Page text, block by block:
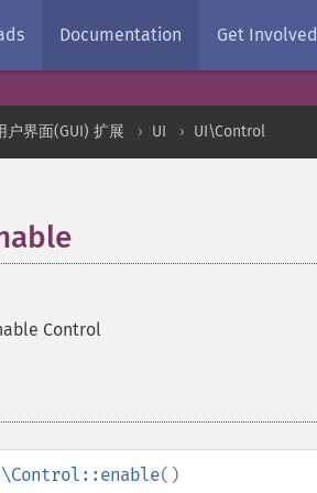
Documentation Get Involved
户界面(GUI) 扩展 UI UI\Control
Control
()